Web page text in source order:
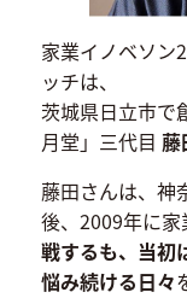
家業イノベソン
ッチは、
茨城県日立市で
月堂」三代目 藤
藤田さんは、神
後、2009年に家
戦するも、当初
悩み続ける日々